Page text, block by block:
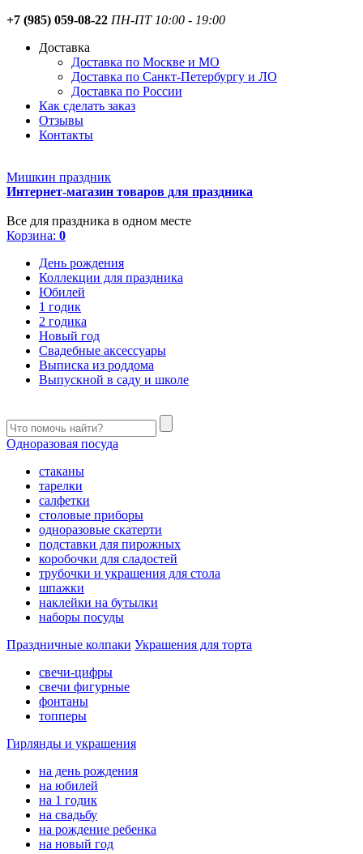
+7 (985) 059-08-22 ПН-ПТ 10:00 - 19:00
Доставка
Доставка по Москве и МО
Доставка по Санкт-Петербургу и ЛО
Доставка по России
Как сделать заказ
Отзывы
Контакты
Мишкин праздник
Интернет-магазин товаров для праздника
Все для праздника в одном месте
Корзина: 0
День рождения
Коллекции для праздника
Юбилей
1 годик
2 годика
Новый год
Свадебные аксессуары
Выписка из роддома
Выпускной в саду и школе
Одноразовая посуда
стаканы
тарелки
салфетки
столовые приборы
одноразовые скатерти
подставки для пирожных
коробочки для сладостей
трубочки и украшения для стола
шпажки
наклейки на бутылки
наборы посуды
Праздничные колпаки Украшения для торта
свечи-цифры
свечи фигурные
фонтаны
топперы
Гирлянды и украшения
на день рождения
на юбилей
на 1 годик
на свадьбу
на рождение ребенка
на новый год